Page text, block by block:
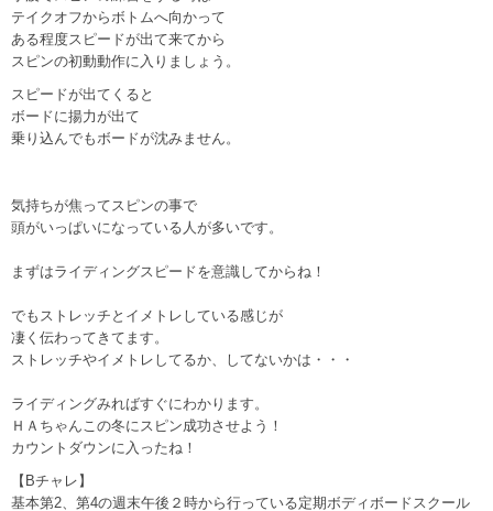
テイクオフからボトムへ向かって
ある程度スピードが出て来てから
スピンの初動動作に入りましょう。
スピードが出てくると
ボードに揚力が出て
乗り込んでもボードが沈みません。
気持ちが焦ってスピンの事で
頭がいっぱいになっている人が多いです。
まずはライディングスピードを意識してからね！
でもストレッチとイメトレしている感じが
凄く伝わってきてます。
ストレッチやイメトレしてるか、してないかは・・・
ライディングみればすぐにわかります。
ＨＡちゃんこの冬にスピン成功させよう！
カウントダウンに入ったね！
【Bチャレ】
基本第2、第4の週末午後２時から行っている定期ボディボードスクール